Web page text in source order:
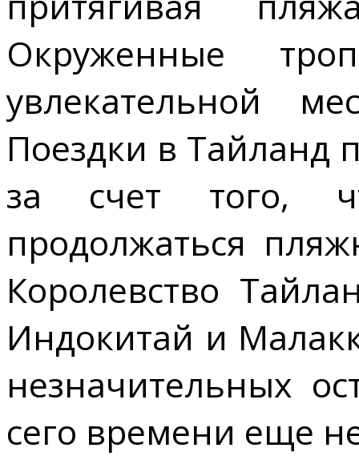
Окруженные
увлекательной
Поездки в Тайланд
за счет того,
продолжаться
Королевство
Индокитай и
незначительных
сего времени еще